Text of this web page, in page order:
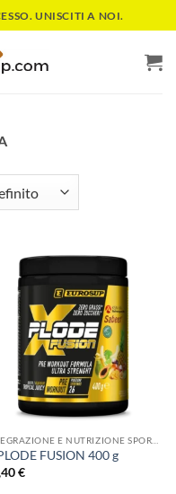
UNISCITI A NOI.
FUSION 400 g
€